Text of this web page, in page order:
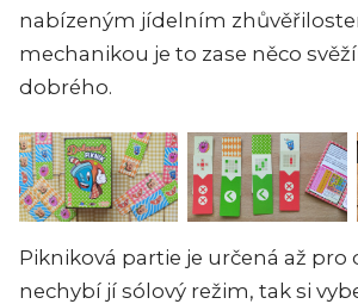
nabízeným jídelním
mechanikou je to zase něco
dobrého.
Pikniková partie je určená až pro
nechybí jí sólový režim, tak si